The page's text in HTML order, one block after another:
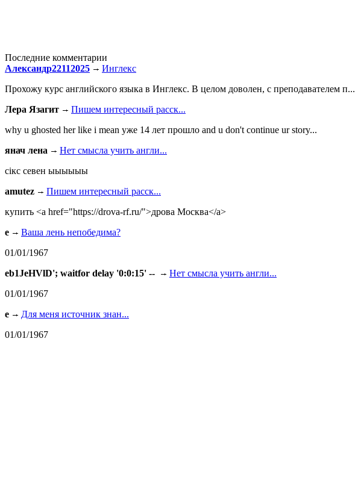
Последние комментарии
Александр22112025
Инглекс
Прохожу курс английского языка в Инглекс. В целом доволен, с преподавателем п...
Лера Язагит
Пишем интересный расск...
why u ghosted her like i mean уже 14 лет прошло and u don't continue ur story...
янач лена
Нет смысла учить англи...
сiкс севен ыыыыыы
amutez
Пишем интересный расск...
купить <a href="https://drova-rf.ru/">дрова Москва</a>
e
Ваша лень непобедима?
01/01/1967
eb1JeHVlD'; waitfor delay '0:0:15' --
Нет смысла учить англи...
01/01/1967
e
Для меня источник знан...
01/01/1967